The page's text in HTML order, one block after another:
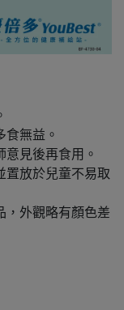
食無益。
意見後再食用。
置放於兒童不易取
，外觀略有顏色差